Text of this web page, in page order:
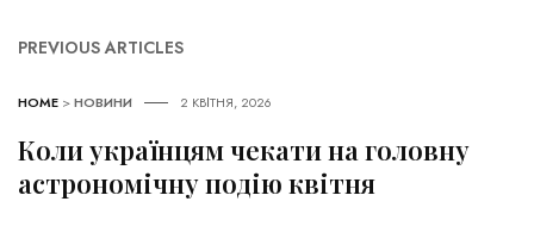
PREVIOUS ARTICLES
HOME >НОВИНИ 2 КВІТНЯ, 2026
Коли українцям чекати на головну
астрономічну подію квітня